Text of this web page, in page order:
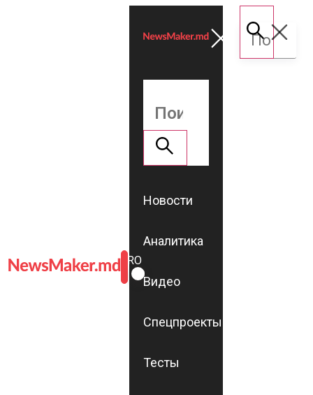
ROMÂNĂ
RU
Новости
Аналитика
Видео
Спецпроекты
Тесты